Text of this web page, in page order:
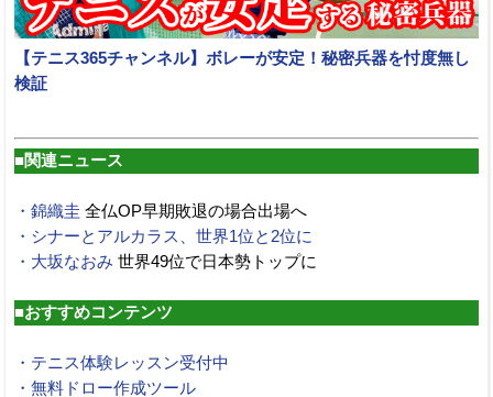
【テニス365チャンネル】ボレーが安定！秘密兵器を忖度無し
検証
■関連ニュース
・ 錦織圭 全仏OP早期敗退の場合出場へ
・シナーとアルカラス、世界1位と2位に
・ 大坂なおみ 世界49位で日本勢トップに
■おすすめコンテンツ
・テニス体験レッスン受付中
・無料ドロー作成ツール